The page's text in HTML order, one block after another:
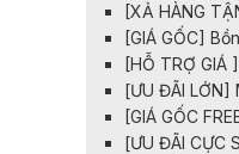
[XẢ HÀNG
[GIÁ GỐC]
[HỖ TRỢ
[ƯU ĐÃI LỚN]
[GIÁ GỐC
​​​​[ƯU ĐÃI CỰC